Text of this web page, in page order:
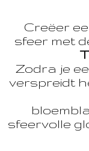
Creëer
sfeer met
Zodra je
verspreidt
sfeervolle